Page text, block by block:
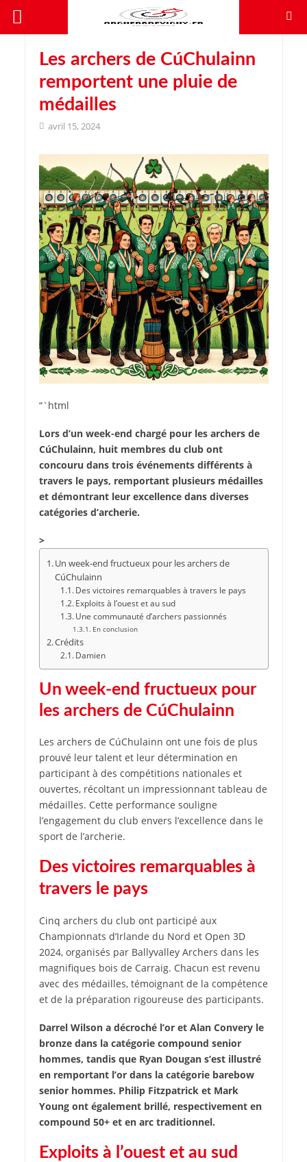
Les archers de CúChulainn
remportent une pluie de
médailles
avril 15, 2024
“`html
Lors d’un week-end chargé pour les archers de
CúChulainn, huit membres du club ont
concouru dans trois événements différents à
travers le pays, remportant plusieurs médailles
et démontrant leur excellence dans diverses
catégories d’archerie.
>
Un week-end fructueux pour les archers de
CúChulainn
Des victoires remarquables à travers le pays
Exploits à l’ouest et au sud
Une communauté d’archers passionnés
En conclusion
Crédits
Damien
Un week-end fructueux pour
les archers de CúChulainn
Les archers de CúChulainn ont une fois de plus
prouvé leur talent et leur détermination en
participant à des compétitions nationales et
ouvertes, récoltant un impressionnant tableau de
médailles. Cette performance souligne
l’engagement du club envers l’excellence dans le
sport de l’archerie.
Des victoires remarquables à
travers le pays
Cinq archers du club ont participé aux
Championnats d’Irlande du Nord et Open 3D
2024, organisés par Ballyvalley Archers dans les
magnifiques bois de Carraig. Chacun est revenu
avec des médailles, témoignant de la compétence
et de la préparation rigoureuse des participants.
Darrel Wilson a décroché l’or et Alan Convery le
bronze dans la catégorie compound senior
hommes, tandis que Ryan Dougan s’est illustré
en remportant l’or dans la catégorie barebow
senior hommes. Philip Fitzpatrick et Mark
Young ont également brillé, respectivement en
compound 50+ et en arc traditionnel.
Exploits à l’ouest et au sud